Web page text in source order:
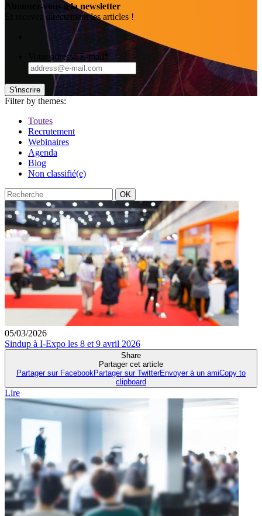
Abonnez-vous à la newsletter
Et recevez directement les articles !
Votre adresse E-mail
S'inscrire
Filter by themes:
Toutes
Recrutement
Webinaires
Agenda
Blog
Non classifié(e)
Recherche
OK
05/03/2026
Sindup à I-Expo les 8 et 9 avril 2026
Share
Partager cet article
Partager sur Facebook Partager sur TwitterEnvoyer à un amiCopy to
clipboard
Lire